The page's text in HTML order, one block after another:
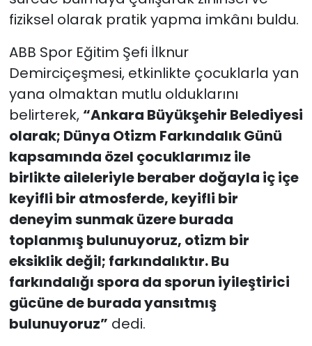
fiziksel olarak pratik yapma imkânı buldu.
ABB Spor Eğitim Şefi İlknur
Demirciçeşmesi, etkinlikte çocuklarla yan
yana olmaktan mutlu olduklarını
belirterek, “Ankara Büyükşehir Belediyesi
olarak; Dünya Otizm Farkındalık Günü
kapsamında özel çocuklarımız ile
birlikte aileleriyle beraber doğayla iç içe
keyifli bir atmosferde, keyifli bir
deneyim sunmak üzere burada
toplanmış bulunuyoruz, otizm bir
eksiklik değil; farkındalıktır. Bu
farkındalığı spora da sporun iyileştirici
gücüne de burada yansıtmış
bulunuyoruz” dedi.